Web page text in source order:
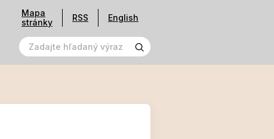
Mapa
stránky
RSS English